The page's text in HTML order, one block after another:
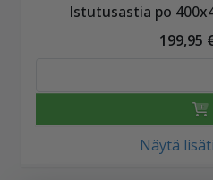
Istutusastia po
199,95
Näytä